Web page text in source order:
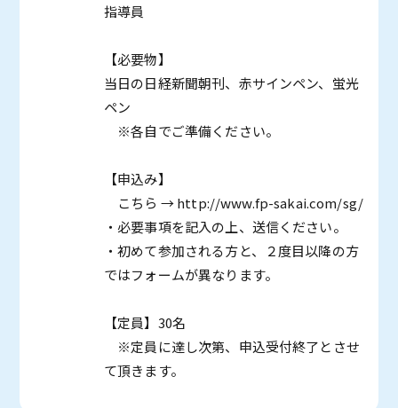
指導員
【必要物】
当日の日経新聞朝刊、赤サインペン、蛍光
ペン
※各自でご準備ください。
【申込み】
こちら → http://www.fp-sakai.com/sg/
・必要事項を記入の上、送信ください。
・初めて参加される方と、２度目以降の方
ではフォームが異なります。
【定員】30名
※定員に達し次第、申込受付終了とさせ
て頂きます。